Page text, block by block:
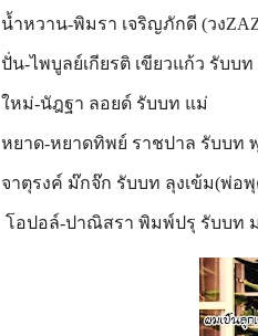
น้ำหวาน-พิมรา เจริญภักดี (วง
ปั่น-ไพบูลย์เกียรติ เขียวแก้ว รับบ
ใหม่-นัฎฐา ลอยด์ รับบท แม่
หยาด-หยาดทิพย์ ราชปาล รับบท
จาตุรงค์ ม๊กจ๊ก รับบท ลุงเข้ม(พ่อ
โอปอล์-ปาณิสรา พิมพ์ปรุ รับบท